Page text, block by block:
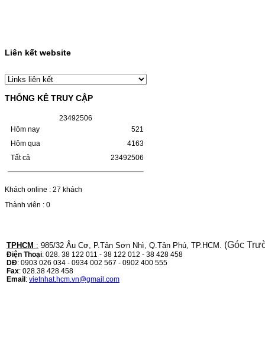
HỘP MỰC HP 110A
(W1110A) CHO DÒNG MÁY
LBP 243/MF 461DW
HỘP MỰC HP 110A (W1110A) CHO DÒNG
MÁY LBP 243/MF 461DWMÃ HỘP MỰC:-
Mực in laser trắng đenSỬ DỤNG CHO MÁY
IN:- HP…
Giá : 249.000VND
243/MF 461DW
HỘP MỰC CANON CRG-070 CHO DÒNG
MÁY LBP 243/MF 461DW MÃ HỘP MỰC:–
Hộp mực Canon CRG-070– Loại mực: Mực
in laser trắng đenSỬ DỤNG CHO MÁY IN:–
Liên kết website
THỐNG KÊ TRUY CẬP
23492506
Hôm nay
Hôm qua
Tất cả
521
4163
23492506
Khách online : 27 khách
Thành viên : 0
TPHCM : 985/32 Âu Cơ, P.Tân Sơn Nhì, Q.Tân Phú, TP.HCM. (Góc
Điện Thoại: 028. 38 122 011 - 38 122 012 - 38 428 458
DĐ: 0903 026 034 - 0934 002 567 - 0902 400 555
Fax: 028.38 428 458
Email: vietnhat.hcm.vn@gmail.com